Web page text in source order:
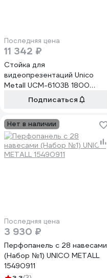
Последняя цена
11 342 ₽
Стойка для
видеопрезентаций Unico
Metall UCM-6103B 1800
220094Подписаться
Нет в наличии
Последняя цена
3 930 ₽
Перфопанель с 28 навесами
(Набор №1) UNICO METALL
15490911